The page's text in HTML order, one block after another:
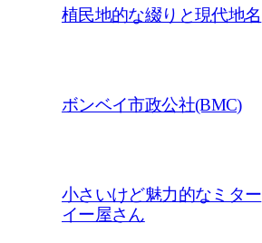
植民地的な綴りと現代地名
ボンベイ市政公社(BMC)
小さいけど魅力的なミター
イー屋さん